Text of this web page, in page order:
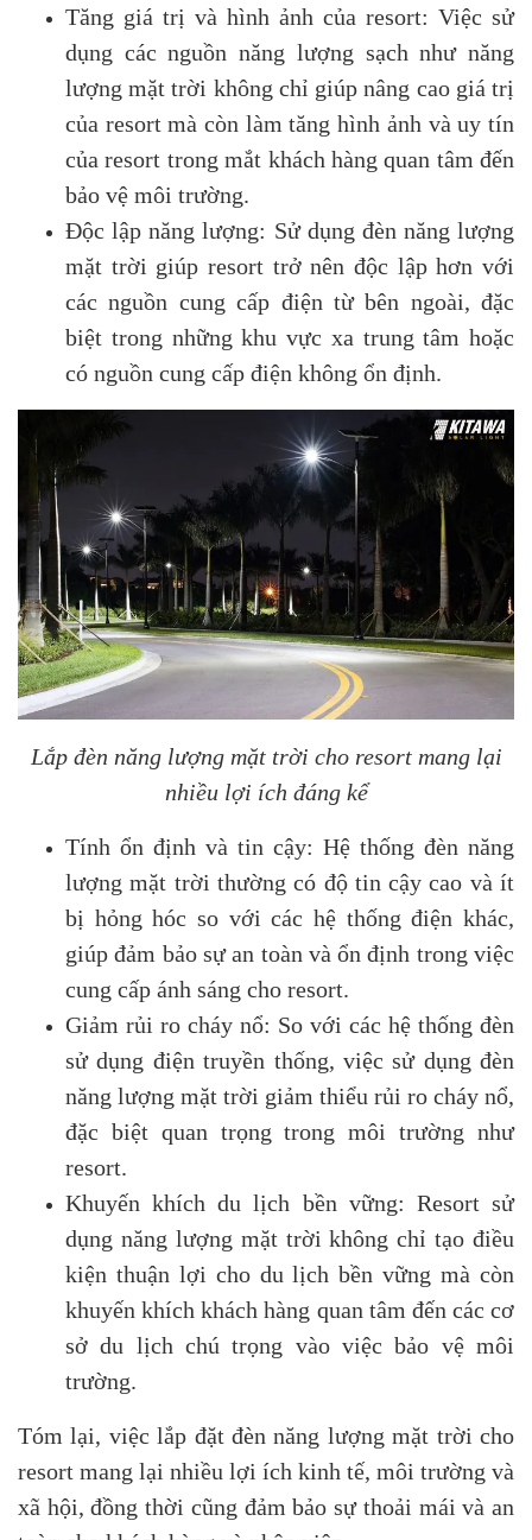
Tăng giá trị và hình ảnh của resort: Việc sử
dụng các nguồn năng lượng sạch như năng
lượng mặt trời không chỉ giúp nâng cao giá trị
của resort mà còn làm tăng hình ảnh và uy tín
của resort trong mắt khách hàng quan tâm đến
bảo vệ môi trường.
Độc lập năng lượng: Sử dụng đèn năng lượng
mặt trời giúp resort trở nên độc lập hơn với
các nguồn cung cấp điện từ bên ngoài, đặc
biệt trong những khu vực xa trung tâm hoặc
có nguồn cung cấp điện không ổn định.
Lắp đèn năng lượng mặt trời cho resort mang lại
nhiều lợi ích đáng kể
Tính ổn định và tin cậy: Hệ thống đèn năng
lượng mặt trời thường có độ tin cậy cao và ít
bị hỏng hóc so với các hệ thống điện khác,
giúp đảm bảo sự an toàn và ổn định trong việc
cung cấp ánh sáng cho resort.
Giảm rủi ro cháy nổ: So với các hệ thống đèn
sử dụng điện truyền thống, việc sử dụng đèn
năng lượng mặt trời giảm thiểu rủi ro cháy nổ,
đặc biệt quan trọng trong môi trường như
resort.
Khuyến khích du lịch bền vững: Resort sử
dụng năng lượng mặt trời không chỉ tạo điều
kiện thuận lợi cho du lịch bền vững mà còn
khuyến khích khách hàng quan tâm đến các cơ
sở du lịch chú trọng vào việc bảo vệ môi
trường.
Tóm lại, việc lắp đặt đèn năng lượng mặt trời cho
resort mang lại nhiều lợi ích kinh tế, môi trường và
xã hội, đồng thời cũng đảm bảo sự thoải mái và an